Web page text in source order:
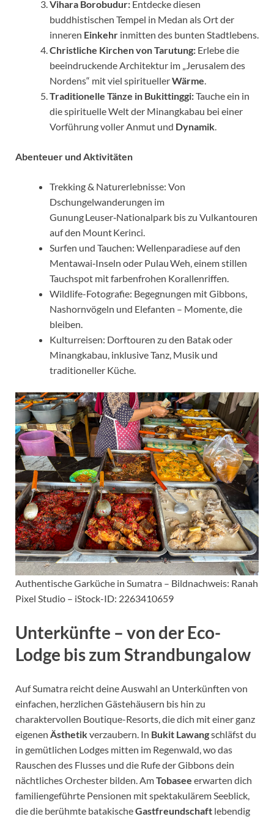
Vihara Borobudur: Entdecke diesen
buddhistischen Tempel in Medan als Ort der
inneren Einkehr inmitten des bunten Stadtlebens.
Christliche Kirchen von Tarutung: Erlebe die
beeindruckende Architektur im „Jerusalem des
Nordens“ mit viel spirituellerWärme.
Traditionelle Tänze in Bukittinggi:Tauche ein in
die spirituelle Welt der Minangkabau bei einer
Vorführung voller Anmut und Dynamik.
Abenteuer und Aktivitäten
Trekking & Naturerlebnisse: Von
Dschungelwanderungen im
Gunung Leuser‑Nationalpark bis zu Vulkantouren
auf den Mount Kerinci.
Surfen und Tauchen: Wellenparadiese auf den
Mentawai‑Inseln oder Pulau Weh, einem stillen
Tauchspot mit farbenfrohen Korallenriffen.
Wildlife-Fotografie: Begegnungen mit Gibbons,
Nashornvögeln und Elefanten – Momente, die
bleiben.
Kulturreisen: Dorftouren zu den Batak oder
Minangkabau, inklusive Tanz, Musik und
traditioneller Küche.
Authentische Garküche in Sumatra – Bildnachweis: Ranah
Pixel Studio – iStock-ID: 2263410659
Unterkünfte – von der Eco-
Lodge bis zum Strandbungalow
Auf Sumatra reicht deine Auswahl an Unterkünften von
einfachen, herzlichen Gästehäusern bis hin zu
charaktervollen Boutique-Resorts, die dich mit einer ganz
eigenen Ästhetikverzaubern. In Bukit Lawangschläfst du
in gemütlichen Lodges mitten im Regenwald, wo das
Rauschen des Flusses und die Rufe der Gibbons dein
nächtliches Orchester bilden. AmTobasee erwarten dich
familiengeführte Pensionen mit spektakulärem Seeblick,
die die berühmte batakischeGastfreundschaft lebendig